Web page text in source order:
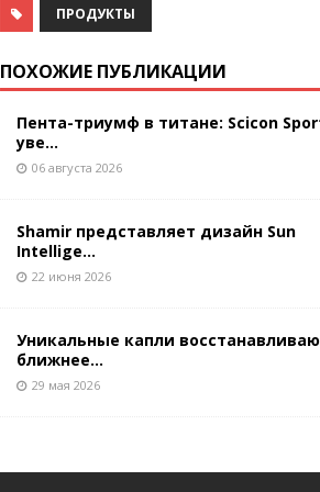
ПРОДУКТЫ
ПОХОЖИЕ ПУБЛИКАЦИИ
Пента-триумф в титане: Scicon
уве...
06 августа 2026
Shamir представляет дизайн Sun
Intellige...
22 июня 2026
Уникальные капли
ближнее...
29 мая 2026